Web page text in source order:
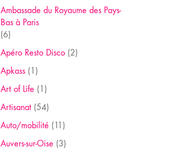
Ambassade du Royaume des Pays-
Bas à Paris
(6)
Apéro Resto Disco(2)
Apkass(1)
Art of Life (1)
Artisanat(54)
Auto/mobilité (11)
Auvers-sur-Oise (3)